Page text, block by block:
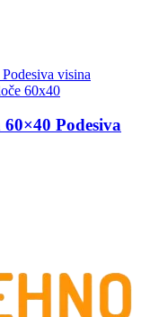
Podesiva